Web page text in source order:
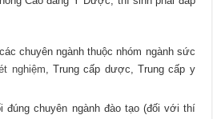
chuyên ngành thuộc nhóm ngành sức
nghiệm, Trung cấp dược, Trung cấp y
đúng chuyên ngành đào tạo (đối với thí